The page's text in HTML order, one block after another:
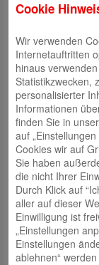
In Deutschland
Vereinen und für
wollen dabei
stärken und neue
Deshalb sind wir
Kooperation mit
WirWunder werden
Cookie
Wir verwenden
Internetauftritten
hinaus
Statistikzwecken,
personalisierter
Informationen
finden Sie in
auf
Cookies wir auf
Sie haben
die nicht Ihrer
Durch Klick auf
aller auf dieser
Einwilligung ist
„Einstellungen
Einstellungen
ablehnen“